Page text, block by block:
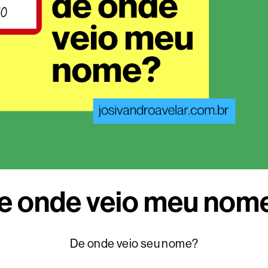
onde veio meu
De onde veio seu nome?